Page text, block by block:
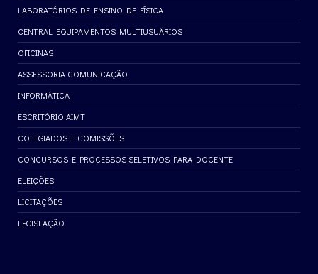
LABORATÓRIOS DE ENSINO DE FÍSICA
CENTRAL EQUIPAMENTOS MULTIUSUÁRIOS
OFICINAS
ASSESSORIA COMUNICAÇÃO
INFORMÁTICA
ESCRITÓRIO AIMT
COLEGIADOS E COMISSÕES
CONCURSOS E PROCESSOS SELETIVOS PARA DOCENTE
ELEIÇÕES
LICITAÇÕES
LEGISLAÇÃO